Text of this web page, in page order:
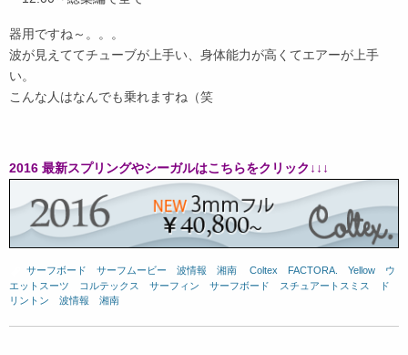
器用ですね～。。。
波が見えててチューブが上手い、身体能力が高くてエアーが上手
い。
こんな人はなんでも乗れますね（笑
2016 最新スプリングやシーガルはこちらをクリック↓↓↓
サーフボード サーフムービー 波情報 湘南 Coltex FACTORA. Yellow
ウ
エットスーツ
コルテックス サーフィン サーフボード スチュアートスミス
ド
リントン
波情報 湘南